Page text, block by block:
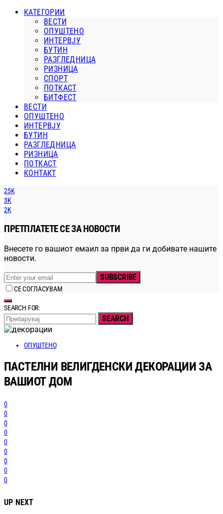
КАТЕГОРИИ
ВЕСТИ
ОПУШТЕНО
ИНТЕРВЈУ
БУТИН
РАЗГЛЕДНИЦА
РИЗНИЦА
СПОРТ
ПОТКАСТ
БИТФЕСТ
ВЕСТИ
ОПУШТЕНО
ИНТЕРВЈУ
БУТИН
РАЗГЛЕДНИЦА
РИЗНИЦА
ПОТКАСТ
КОНТАКТ
25K
3K
2K
ПРЕТПЛАТЕТЕ СЕ ЗА НОВОСТИ
Внесете го вашиот емаил за први да ги добивате нашите
новости.
SUBSCRIBE
СЕ СОГЛАСУВАМ
SEARCH FOR:
SEARCH
ОПУШТЕНО
ПАСТЕЛНИ ВЕЛИГДЕНСКИ ДЕКОРАЦИИ ЗА
ВАШИОТ ДОМ
0
0
0
0
0
0
0
0
0
UP NEXT